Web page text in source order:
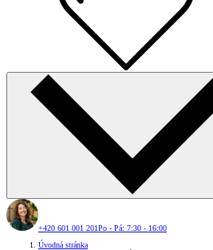
+420 601 001 201Po - Pá: 7:30 - 16:00
Úvodná stránka